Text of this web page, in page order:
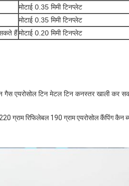
मोटाई 0.35 मिमी टिनप्लेट
मोटाई 0.35 मिमी टिनप्लेट
हैंमोटाई 0.20 मिमी टिनप्लेट
गैस एयरोसोल टिन मेटल टिन कनस्तर खाली कर
ग्राम रिफिलेबल 190 ग्राम एयरोसोल कैंपिंग कैन